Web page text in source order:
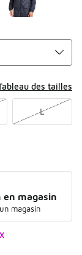
des tailles
L
en magasin
magasin